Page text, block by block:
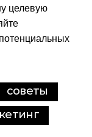
целевую
советы